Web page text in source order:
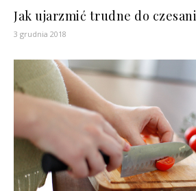
Jak ujarzmić trudne do
3 grudnia 2018